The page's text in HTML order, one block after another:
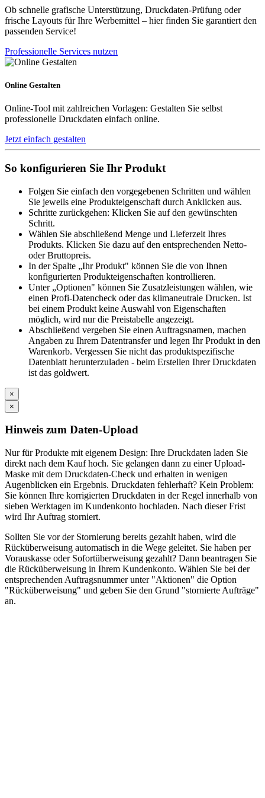
Ob schnelle grafische Unterstützung, Druckdaten-Prüfung oder
frische Layouts für Ihre Werbemittel – hier finden Sie garantiert den
passenden Service!
Professionelle Services nutzen
Online Gestalten
Online-Tool mit zahlreichen Vorlagen: Gestalten Sie selbst
professionelle Druckdaten einfach online.
Jetzt einfach gestalten
So konfigurieren Sie Ihr Produkt
Folgen Sie einfach den vorgegebenen Schritten und wählen
Sie jeweils eine Produkteigenschaft durch Anklicken aus.
Schritte zurückgehen: Klicken Sie auf den gewünschten
Schritt.
Wählen Sie abschließend Menge und Lieferzeit Ihres
Produkts. Klicken Sie dazu auf den entsprechenden Netto-
oder Bruttopreis.
In der Spalte „Ihr Produkt" können Sie die von Ihnen
konfigurierten Produkteigenschaften kontrollieren.
Unter „Optionen" können Sie Zusatzleistungen wählen, wie
einen Profi-Datencheck oder das klimaneutrale Drucken. Ist
bei einem Produkt keine Auswahl von Eigenschaften
möglich, wird nur die Preistabelle angezeigt.
Abschließend vergeben Sie einen Auftragsnamen, machen
Angaben zu Ihrem Datentransfer und legen Ihr Produkt in den
Warenkorb. Vergessen Sie nicht das produktspezifische
Datenblatt herunterzuladen - beim Erstellen Ihrer Druckdaten
ist das goldwert.
×
×
Hinweis zum Daten-Upload
Nur für Produkte mit eigenem Design: Ihre Druckdaten laden Sie
direkt nach dem Kauf hoch. Sie gelangen dann zu einer Upload-
Maske mit dem Druckdaten-Check und erhalten in wenigen
Augenblicken ein Ergebnis. Druckdaten fehlerhaft? Kein Problem:
Sie können Ihre korrigierten Druckdaten in der Regel innerhalb von
sieben Werktagen im Kundenkonto hochladen. Nach dieser Frist
wird Ihr Auftrag storniert.
Sollten Sie vor der Stornierung bereits gezahlt haben, wird die
Rücküberweisung automatisch in die Wege geleitet. Sie haben per
Vorauskasse oder Sofortüberweisung gezahlt? Dann beantragen Sie
die Rücküberweisung in Ihrem Kundenkonto. Wählen Sie bei der
entsprechenden Auftragsnummer unter "Aktionen" die Option
"Rücküberweisung" und geben Sie den Grund "stornierte Aufträge"
an.